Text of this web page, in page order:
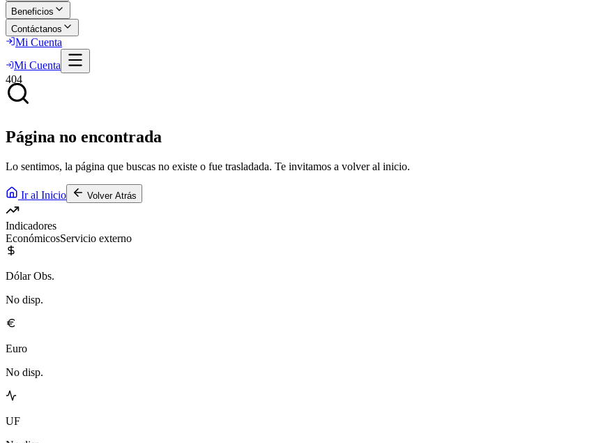
Beneficios
Contáctanos
Mi Cuenta
Mi Cuenta
404
Página no encontrada
Lo sentimos, la página que buscas no existe o fue trasladada. Te invitamos a volver al inicio.
Ir al Inicio Volver Atrás
Indicadores
EconómicosServicio externo
Dólar Obs.
No disp.
Euro
No disp.
UF